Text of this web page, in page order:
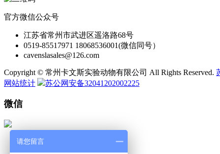
官方微信公众号
江苏省常州市武进区遥洛路68号
0519-85517971 18068536001(微信同号）
cavenslasales@126.com
Copyright © 常州卡文斯实验动物有限公司 All Rights Reserved.
网站统计
苏公网安备32041202002225
微信
微 信
请您留言